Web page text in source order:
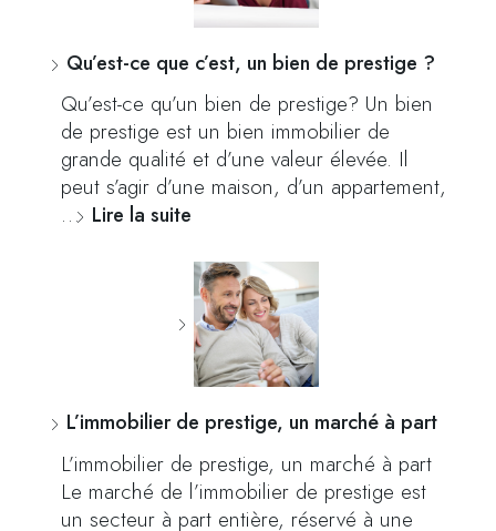
Qu’est-ce que c’est, un bien de prestige ?
Qu’est-ce qu’un bien de prestige? Un bien
de prestige est un bien immobilier de
grande qualité et d’une valeur élevée. Il
peut s’agir d’une maison, d’un appartement,
… Lire la suite
L’immobilier de prestige, un marché à part
L’immobilier de prestige, un marché à part
Le marché de l’immobilier de prestige est
un secteur à part entière, réservé à une